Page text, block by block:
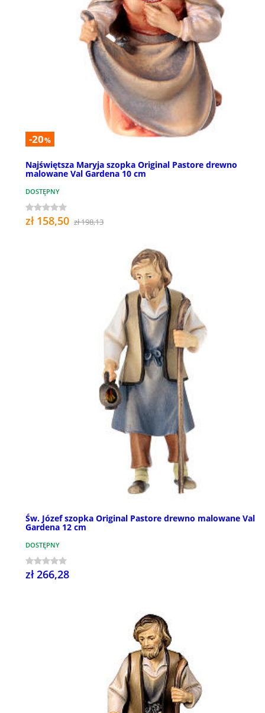
-20%
Najświętsza Maryja szopka Original Pastore drewno
malowane Val Gardena 10 cm
DOSTĘPNY
zł 158,50 zł 198,13
Św. Józef szopka Original Pastore drewno malowane Val
Gardena 12 cm
DOSTĘPNY
zł 266,28